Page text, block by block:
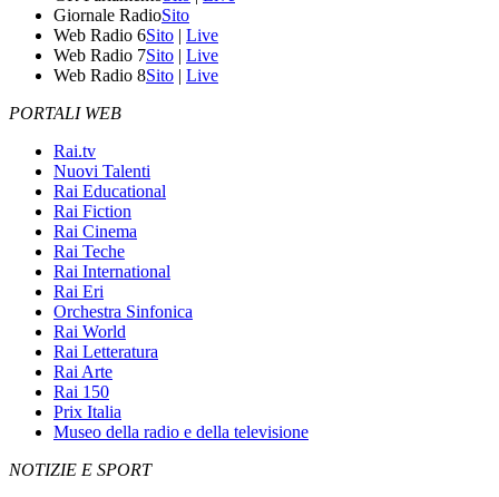
Giornale RadioSito
Web Radio 6Sito | Live
Web Radio 7Sito | Live
Web Radio 8Sito | Live
PORTALI WEB
Rai.tv
Nuovi Talenti
Rai Educational
Rai Fiction
Rai Cinema
Rai Teche
Rai International
Rai Eri
Orchestra Sinfonica
Rai World
Rai Letteratura
Rai Arte
Rai 150
Prix Italia
Museo della radio e della televisione
NOTIZIE E SPORT